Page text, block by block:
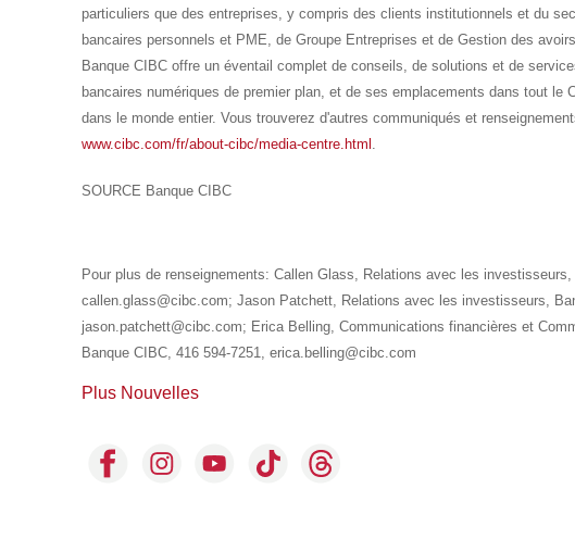
particuliers que des entreprises, y compris des clients institutionnels et du
bancaires personnels et PME, de Groupe Entreprises et de Gestion des
Banque CIBC offre un éventail complet de conseils, de solutions et de
bancaires numériques de premier plan, et de ses emplacements dans tout le
dans le monde entier. Vous trouverez d'autres communiqués et
www.cibc.com/fr/about-cibc/media-centre.html
SOURCE Banque CIBC
Pour plus de renseignements: Callen Glass, Relations avec les investisseurs,
callen.glass@cibc.com; Jason Patchett, Relations avec les investisseurs,
jason.patchett@cibc.com; Erica Belling, Communications financières et
Banque CIBC, 416 594-7251, erica.belling@cibc.com
Plus Nouvelles